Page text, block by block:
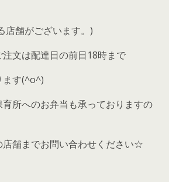
店舗がございます。)
文は配達日の前日18時まで
ます(^o^)
所へのお弁当も承っておりますの
店舗までお問い合わせください☆